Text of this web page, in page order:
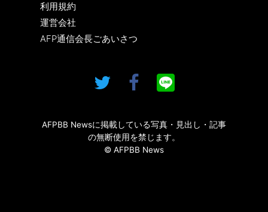
利用規約
運営会社
AFP通信会長ごあいさつ
AFPBB Newsに掲載している写真・見出し・記事
の無断使用を禁じます。
© AFPBB News